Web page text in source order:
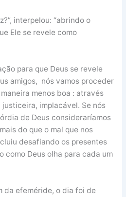
interpelou: “abrindo o
Ele se revele como
para que Deus se revele
amigos, nós vamos proceder
menos boa : através
implacável. Se nós
de Deus consideraríamos
do que o mal que nos
desafiando os presentes
como Deus olha para cada um
da efeméride, o dia foi de